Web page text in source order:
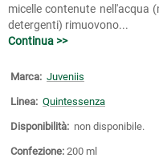
micelle contenute nell'acqua
detergenti) rimuovono...
Continua >>
Marca: Juveniis
Linea: Quintessenza
Disponibilità: non disponibile.
Confezione: 200 ml